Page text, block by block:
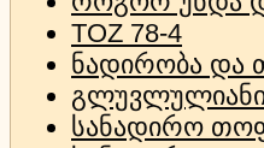
TOZ 78-4
ნადირობა და
სანადირო